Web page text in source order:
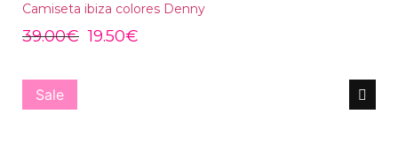
Camiseta ibiza colores Denny
39.00€ 19.50€
Sale